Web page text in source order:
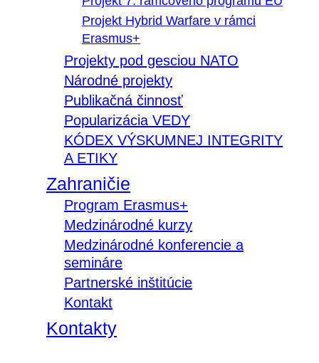
Projekt Hybrid Warfare v rámci
Erasmus+
Projekty pod gesciou NATO
Národné projekty
Publikačná činnosť
Popularizácia VEDY
KÓDEX VÝSKUMNEJ INTEGRITY
A ETIKY
Zahraničie
Program Erasmus+
Medzinárodné kurzy
Medzinárodné konferencie a
semináre
Partnerské inštitúcie
Kontakt
Kontakty